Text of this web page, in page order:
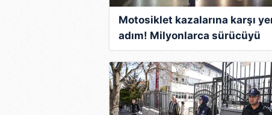
mevzuata uygun olarak
Motosiklet kazalarına karşı
adım! Milyonlarca sürücüyü
yakından ilgilendiriyor: İşte
detaylar